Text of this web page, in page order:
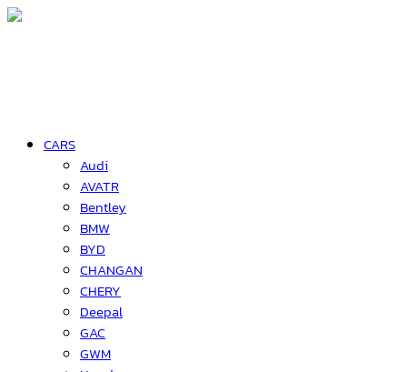
CARS
Audi
AVATR
Bentley
BMW
BYD
CHANGAN
CHERY
Deepal
GAC
GWM